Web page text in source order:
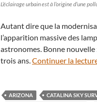
L’éclairage urbain est à l’origine d’une
Autant dire que la
l’apparition massive des
astronomes. Bonne nouvelle
trois ans.Continuer la
ARIZONA CATALINA SKY